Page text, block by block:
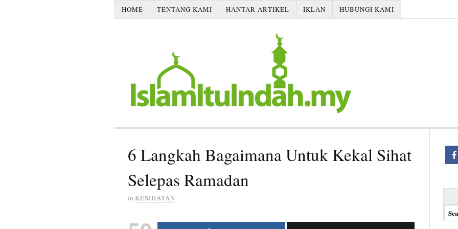
HOME TENTANG KAMI HANTAR ARTIKEL IKLAN HUBUNGI KAMI
6 Langkah Bagaimana Untuk Kekal Sihat
Selepas Ramadan
in KESIHATAN